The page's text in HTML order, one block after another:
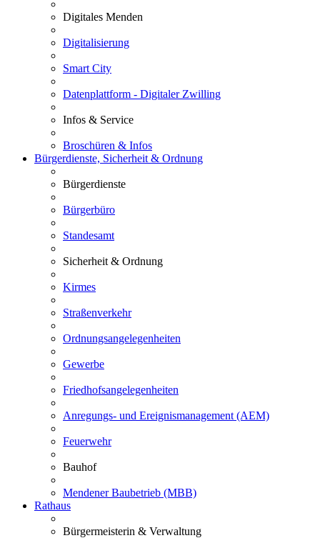
Digitales Menden
Digitalisierung
Smart City
Datenplattform - Digitaler Zwilling
Infos & Service
Broschüren & Infos
Bürgerdienste, Sicherheit & Ordnung
Bürgerdienste
Bürgerbüro
Standesamt
Sicherheit & Ordnung
Kirmes
Straßenverkehr
Ordnungsangelegenheiten
Gewerbe
Friedhofsangelegenheiten
Anregungs- und Ereignismanagement (AEM)
Feuerwehr
Bauhof
Mendener Baubetrieb (MBB)
Rathaus
Bürgermeisterin & Verwaltung